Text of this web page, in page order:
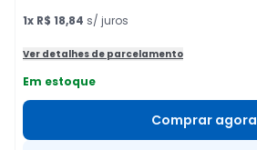
1x R$ 18,84 s/ juros
Ver detalhes de parcelamento
Em estoque
Comprar agora